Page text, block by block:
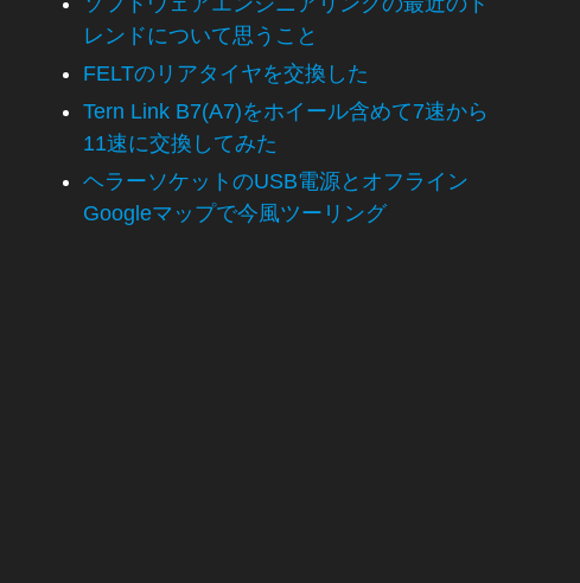
レンドについて思うこと
FELTのリアタイヤを交換した
Tern Link B7(A7)をホイール含めて7速から
11速に交換してみた
ヘラーソケットのUSB電源とオフライン
Googleマップで今風ツーリング